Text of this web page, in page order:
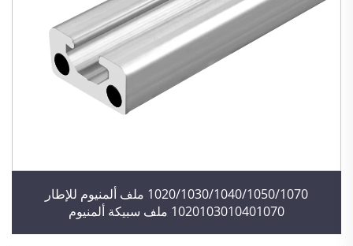
1020/1030/1040/1050/1070 ملف ألمنيوم للإطار
1020103010401070 ملف سبيكة ألمنيوم